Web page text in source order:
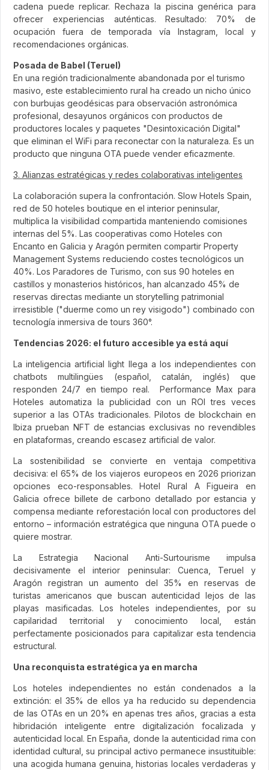
cadena puede replicar. Rechaza la piscina genérica para
ofrecer experiencias auténticas. Resultado: 70% de
ocupación fuera de temporada vía Instagram, local y
recomendaciones orgánicas.
Posada de Babel (Teruel)
En una región tradicionalmente abandonada por el turismo
masivo, este establecimiento rural ha creado un nicho único
con burbujas geodésicas para observación astronómica
profesional, desayunos orgánicos con productos de
productores locales y paquetes "Desintoxicación Digital"
que eliminan el WiFi para reconectar con la naturaleza. Es un
producto que ninguna OTA puede vender eficazmente.
3. Alianzas estratégicas y redes colaborativas inteligentes
La colaboración supera la confrontación. Slow Hotels Spain,
red de 50 hoteles boutique en el interior peninsular,
multiplica la visibilidad compartida manteniendo comisiones
internas del 5%. Las cooperativas como Hoteles con
Encanto en Galicia y Aragón permiten compartir Property
Management Systems reduciendo costes tecnológicos un
40%. Los Paradores de Turismo, con sus 90 hoteles en
castillos y monasterios históricos, han alcanzado 45% de
reservas directas mediante un storytelling patrimonial
irresistible ("duerme como un rey visigodo") combinado con
tecnología inmersiva de tours 360°.
Tendencias 2026: el futuro accesible ya está aquí
La inteligencia artificial light llega a los independientes con
chatbots multilingües (español, catalán, inglés) que
responden 24/7 en tiempo real. Performance Max para
Hoteles automatiza la publicidad con un ROI tres veces
superior a las OTAs tradicionales. Pilotos de blockchain en
Ibiza prueban NFT de estancias exclusivas no revendibles
en plataformas, creando escasez artificial de valor.
La sostenibilidad se convierte en ventaja competitiva
decisiva: el 65% de los viajeros europeos en 2026 priorizan
opciones eco-responsables. Hotel Rural A Figueira en
Galicia ofrece billete de carbono detallado por estancia y
compensa mediante reforestación local con productores del
entorno – información estratégica que ninguna OTA puede o
quiere mostrar.
La Estrategia Nacional Anti-Surtourisme impulsa
decisivamente el interior peninsular: Cuenca, Teruel y
Aragón registran un aumento del 35% en reservas de
turistas americanos que buscan autenticidad lejos de las
playas masificadas. Los hoteles independientes, por su
capilaridad territorial y conocimiento local, están
perfectamente posicionados para capitalizar esta tendencia
estructural.
Una reconquista estratégica ya en marcha
Los hoteles independientes no están condenados a la
extinción: el 35% de ellos ya ha reducido su dependencia
de las OTAs en un 20% en apenas tres años, gracias a esta
hibridación inteligente entre digitalización focalizada y
autenticidad local. En España, donde la autenticidad rima con
identidad cultural, su principal activo permanece insustituible:
una acogida humana genuina, historias locales verdaderas y